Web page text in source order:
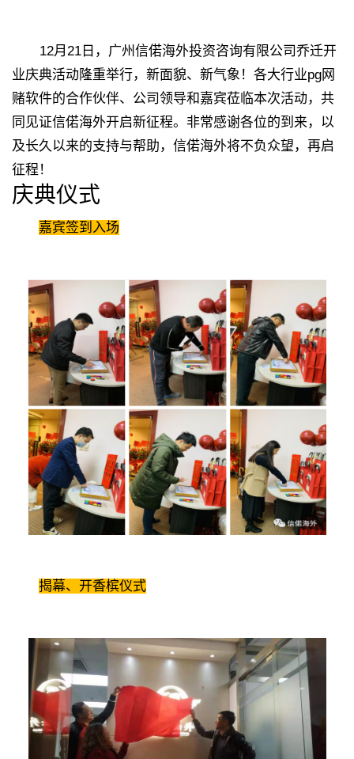
12月21日，广州信偌海外投资咨询有限公司乔迁开
业庆典活动隆重举行，新面貌、新气象！各大行业pg网
赌软件的合作伙伴、公司领导和嘉宾莅临本次活动，共
同见证信偌海外开启新征程。非常感谢各位的到来，以
及长久以来的支持与帮助，信偌海外将不负众望，再启
征程！
庆典仪式
嘉宾签到入场
揭幕、开香槟仪式